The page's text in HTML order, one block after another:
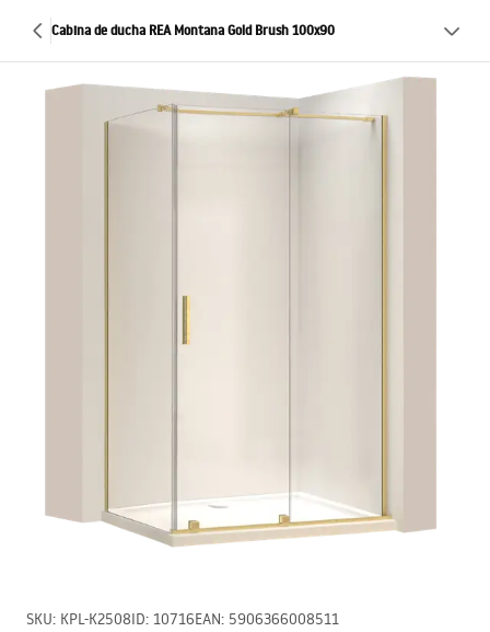
Cabina de ducha REA Montana Gold Brush 100x90
SKU: KPL-K2508ID: 10716EAN: 5906366008511